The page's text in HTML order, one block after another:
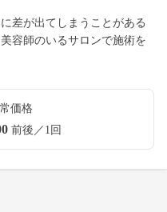
差が出てしまうことがある
容師のいるサロンで施術を
価格
前後／1回